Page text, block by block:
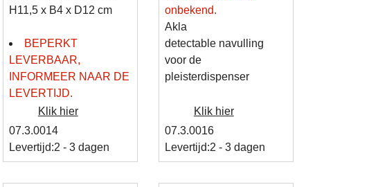
H11,5 x B4 x D12 cm
BEPERKT
LEVERBAAR,
INFORMEER NAAR DE
LEVERTIJD.
Klik hier
07.3.0014
Levertijd:2 - 3 dagen
onbekend.
Akla
detectable navulling
voor de
pleisterdispenser
Klik hier
07.3.0016
Levertijd:2 - 3 dagen